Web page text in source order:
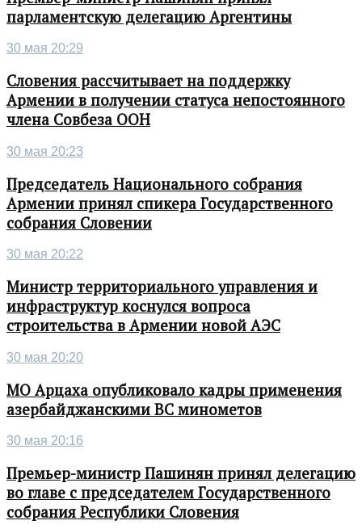
парламентскую делегацию Аргентины
30 мая 20:29
Словения рассчитывает на поддержку
Армении в получении статуса непостоянного
члена Совбеза ООН
30 мая 20:23
Председатель Национального собрания
Армении принял спикера Государственного
собрания Словении
30 мая 20:22
Министр территориального управления и
инфраструктур коснулся вопроса
строительства в Армении новой АЭС
30 мая 20:20
МО Арцаха опубликовало кадры применения
азербайджанскими ВС минометов
30 мая 20:16
Премьер-министр Пашинян принял делегацию
во главе с председателем Государственного
собрания Республики Словения